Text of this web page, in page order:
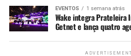
EVENTOS 1 semana atrás
Wake integra Prateleira
Getnet e lança quatro
ADVERTISEMENT